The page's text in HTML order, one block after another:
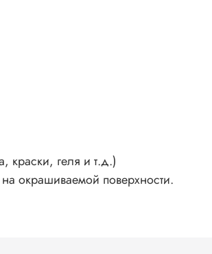
краски, геля и т.д.)
окрашиваемой поверхности.